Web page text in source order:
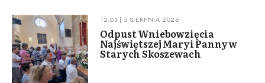
12:03 | 5 SIERPNIA 2026
Odpust Wniebowzięcia
Najświętszej Maryi Panny w
Starych Skoszewach